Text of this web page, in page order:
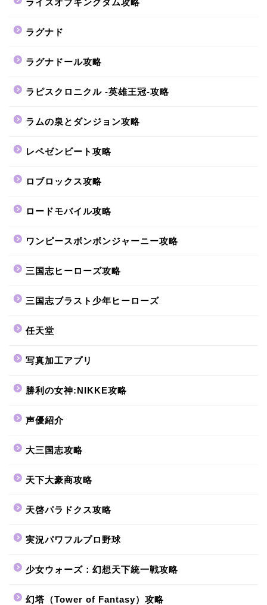
ラグナド
ラグナドール攻略
ラピスクロニクル -英雄王冠-攻略
ラムの泉とダンジョン攻略
レペゼンビート攻略
ロブロックス攻略
ロードモバイル攻略
ワンピースボンボンジャーニー攻略
三国志ヒーローズ攻略
三国志ブラスト少年ヒーローズ
任天堂
写真加工アプリ
勝利の女神:NIKKE攻略
声優紹介
大三国志攻略
天下大豪商攻略
天啓パラドクス攻略
実況パワフルプロ野球
少女ウォーズ：幻想天下統一戦攻略
幻塔（Tower of Fantasy）攻略